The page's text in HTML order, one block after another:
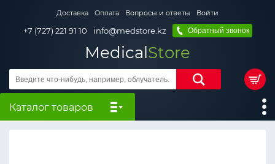
Доставка Оплата Вопросы и ответы Войти
+7 (727) 221 91 10 info@medstore.kz Обратный звонок
MedicalStore
Каталог товаров